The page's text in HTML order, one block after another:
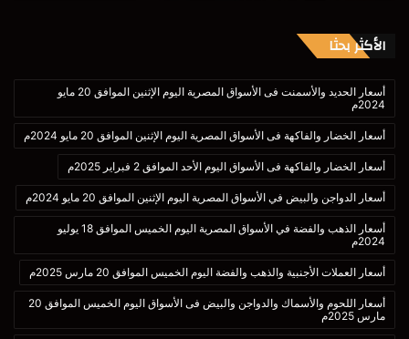
الأكثر بحثا
أسعار الحديد والأسمنت فى الأسواق المصرية اليوم الإثنين الموافق 20 مايو
2024م
أسعار الخضار والفاكهة فى الأسواق المصرية اليوم الإثنين الموافق 20 مايو 2024م
أسعار الخضار والفاكهة فى الأسواق اليوم الأحد الموافق 2 فبراير 2025م
أسعار الدواجن والبيض في الأسواق المصرية اليوم الإثنين الموافق 20 مايو 2024م
أسعار الذهب والفضة في الأسواق المصرية اليوم الخميس الموافق 18 يوليو
2024م
أسعار العملات الأجنبية والذهب والفضة اليوم الخميس الموافق 20 مارس 2025م
أسعار اللحوم والأسماك والدواجن والبيض فى الأسواق اليوم الخميس الموافق 20
مارس 2025م